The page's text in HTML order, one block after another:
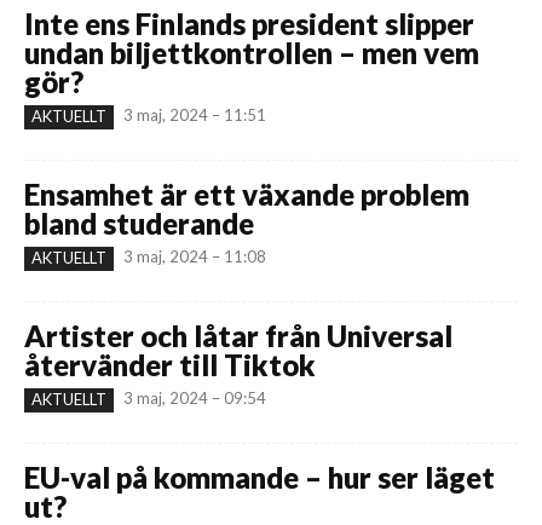
Inte ens Finlands president slipper
undan biljettkontrollen – men vem
gör?
AKTUELLT 3 maj, 2024 – 11:51
Ensamhet är ett växande problem
bland studerande
AKTUELLT 3 maj, 2024 – 11:08
Artister och låtar från Universal
återvänder till Tiktok
AKTUELLT 3 maj, 2024 – 09:54
EU-val på kommande – hur ser läget
ut?